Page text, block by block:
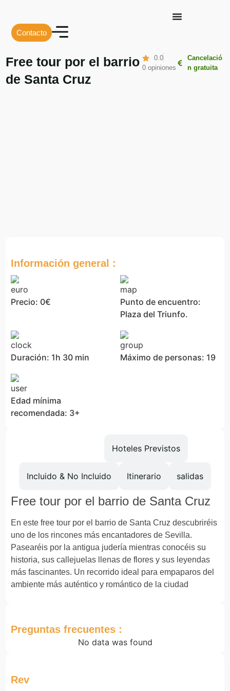
Contacto
Free tour por el barrio
de Santa Cruz
0.0
0 opiniones
Cancelació
n gratuita
Información general :
Precio: 0€
Punto de encuentro:
Plaza del Triunfo.
Duración: 1h 30 min Máximo de personas: 19
Edad mínima
recomendada: 3+
Hoteles Previstos
Incluido & No Incluido Itinerario salidas
Free tour por el barrio de Santa Cruz
En este free tour por el barrio de Santa Cruz descubriréis
uno de los rincones más encantadores de Sevilla.
Pasearéis por la antigua judería mientras conocéis su
historia, sus callejuelas llenas de flores y sus leyendas
más fascinantes. Un recorrido ideal para empaparos del
ambiente más auténtico y romántico de la ciudad
Preguntas frecuentes :
No data was found
Rev